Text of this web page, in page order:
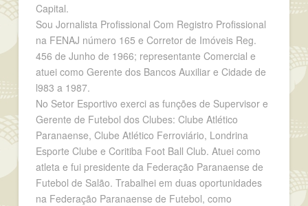
Capital.
Sou Jornalista Profissional Com Registro Profissional
na FENAJ número 165 e Corretor de Imóveis Reg.
456 de Junho de 1966; representante Comercial e
atuei como Gerente dos Bancos Auxiliar e Cidade de
l983 a 1987.
No Setor Esportivo exerci as funções de Supervisor e
Gerente de Futebol dos Clubes: Clube Atlético
Paranaense, Clube Atlético Ferroviário, Londrina
Esporte Clube e Coritiba Foot Ball Club. Atuei como
atleta e fui presidente da Federação Paranaense de
Futebol de Salão. Trabalhei em duas oportunidades
na Federação Paranaense de Futebol, como